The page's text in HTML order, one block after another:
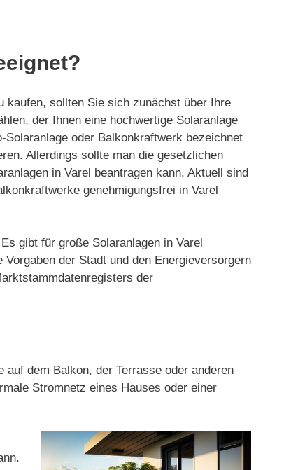
kaufen, sollten Sie sich zunächst über Ihre
der Ihnen eine hochwertige Solaranlage
oder Balkonkraftwerk bezeichnet
Allerdings sollte man die gesetzlichen
in Varel beantragen kann. Aktuell sind
genehmigungsfrei in Varel
gibt für große Solaranlagen in Varel
der Stadt und den Energieversorgern
der
dem Balkon, der Terrasse oder anderen
Stromnetz eines Hauses oder einer